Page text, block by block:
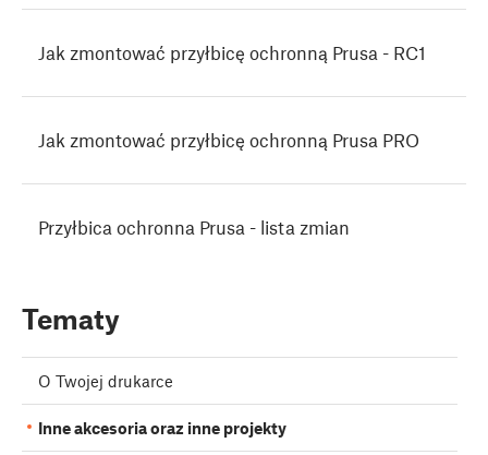
Jak zmontować przyłbicę ochronną Prusa - RC1
Jak zmontować przyłbicę ochronną Prusa PRO
Przyłbica ochronna Prusa - lista zmian
Tematy
O Twojej drukarce
Inne akcesoria oraz inne projekty